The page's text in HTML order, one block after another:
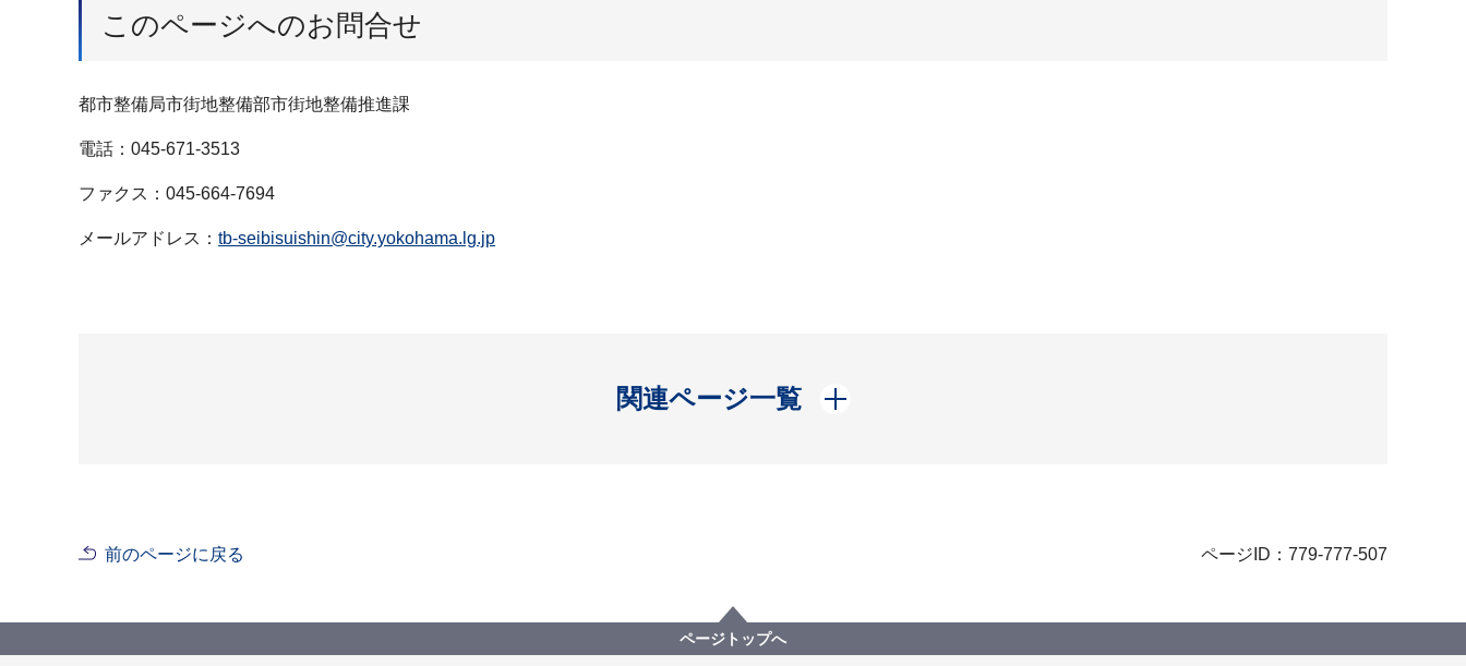
このページへのお問合せ
都市整備局市街地整備部市街地整備推進課
電話：045-671-3513
ファクス：045-664-7694
メールアドレス： tb-seibisuishin@city.yokohama.lg.jp
関連ページ一覧
開く
前のページに戻る ページID：779-777-507
ページトップへ